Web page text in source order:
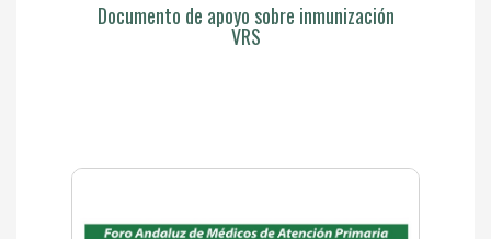
Documento de apoyo sobre inmunización
VRS